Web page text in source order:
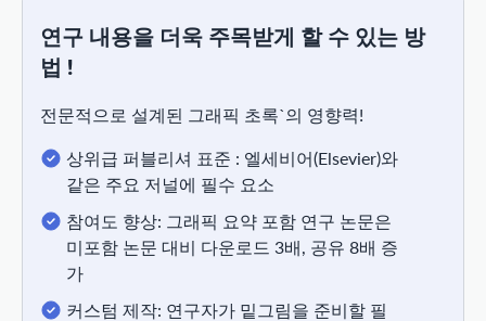
연구 내용을 더욱 주목받게 할 수 있는 방
법 !
전문적으로 설계된 그래픽 초록`의 영향력!
상위급 퍼블리셔 표준 : 엘세비어(Elsevier)와
같은 주요 저널에 필수 요소
참여도 향상: 그래픽 요약 포함 연구 논문은
미포함 논문 대비 다운로드 3배, 공유 8배 증
가
커스텀 제작: 연구자가 밑그림을 준비할 필